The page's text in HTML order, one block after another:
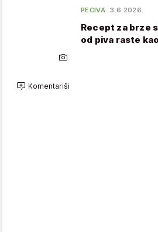
PECIVA 3.6.2026.
Recept za brze
od piva raste
Komentariši